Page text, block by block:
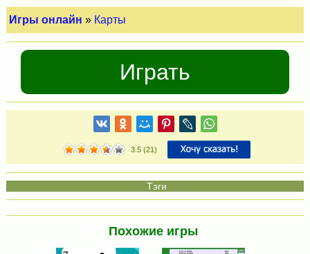
Игры онлайн » Карты
Играть
3.5(21)
Похожие игры